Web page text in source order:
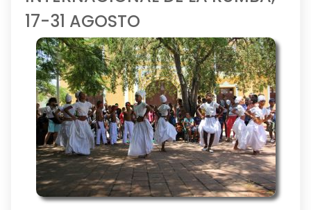
17-31 AGOSTO